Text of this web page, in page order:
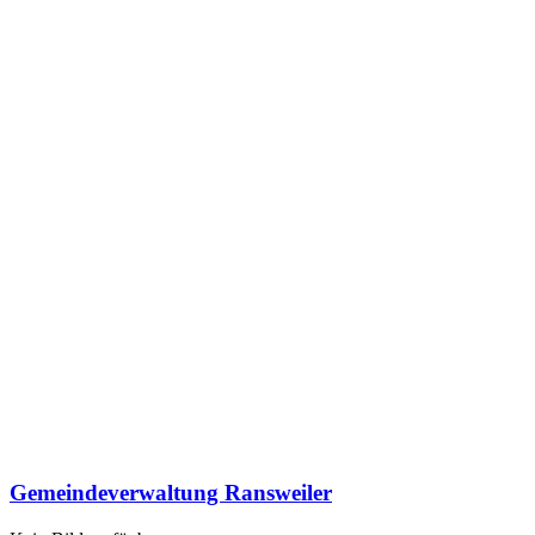
Gemeindeverwaltung Ransweiler